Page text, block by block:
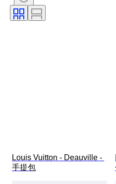
Louis Vuitton - Deauville -
手提包